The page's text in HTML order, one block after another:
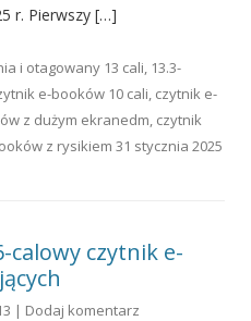
r. Pierwszy […]
i otagowany 13 cali, 13.3-
e-booków 10 cali, czytnik e-
z dużym ekranedm, czytnik
z rysikiem 31 stycznia 2025
calowy czytnik e-
| Dodaj komentarz